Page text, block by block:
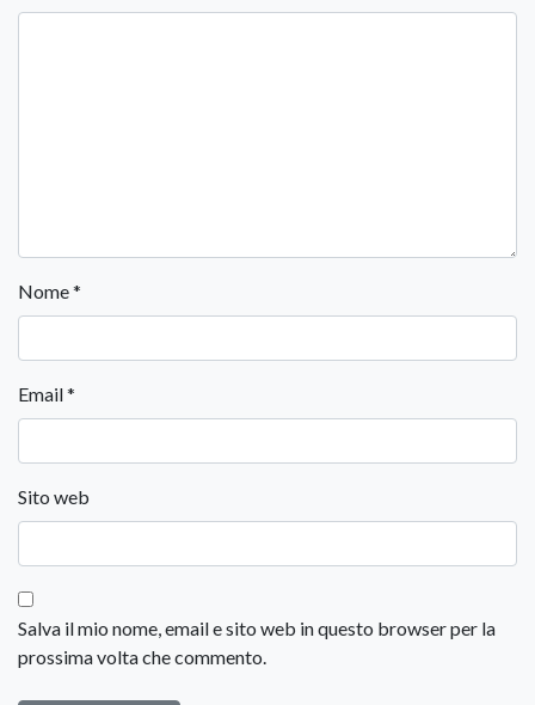
Nome*
Email*
Sito web
Salva il mio nome, email e sito web in questo browser per la
prossima volta che commento.